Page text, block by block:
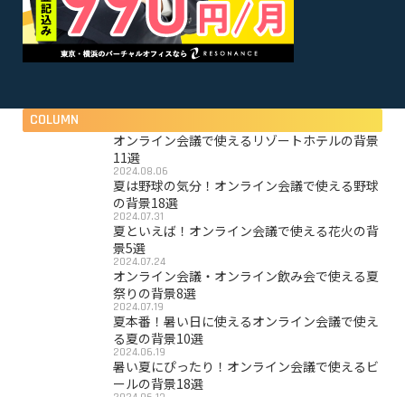
COLUMN
オンライン会議で使えるリゾートホテルの背景
11選
2024.08.06
夏は野球の気分！オンライン会議で使える野球
の背景18選
2024.07.31
夏といえば！オンライン会議で使える花火の背
景5選
2024.07.24
オンライン会議・オンライン飲み会で使える夏
祭りの背景8選
2024.07.19
夏本番！暑い日に使えるオンライン会議で使え
る夏の背景10選
2024.06.19
暑い夏にぴったり！オンライン会議で使えるビ
ールの背景18選